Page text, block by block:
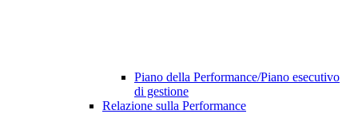
Piano della Performance/Piano esecutivo
di gestione
Relazione sulla Performance